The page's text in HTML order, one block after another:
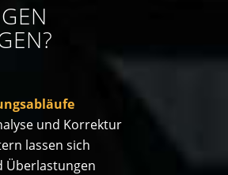
und Korrektur
lassen sich
Überlastungen